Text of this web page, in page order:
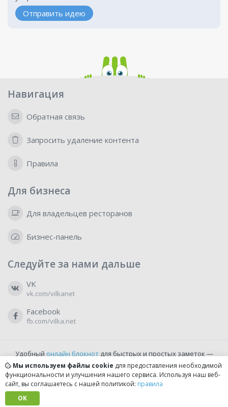
Отправить идею
Навигация
Обратная связь
Запросить удаление контента
Правила
Для бизнеса
Для владельцев ресторанов
Бизнес-панель
Следуйте за нами дальше
VK
vk.com/vilkanet
Facebook
fb.com/vilka.net
Удобный онлайн блокнотдля быстрых и простых заметок —
бесплатно и доступно прямо из браузера.
Мы используем файлы cookie для предоставления необходимой
функциональности и улучшения нашего сервиса. Используя наш веб-
сайт, вы соглашаетесь с нашей политикой: правила
OK